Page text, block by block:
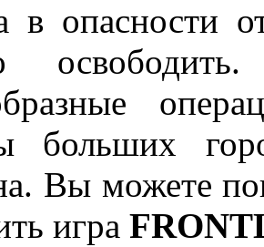
в опасности
больших
Вы можете
игра